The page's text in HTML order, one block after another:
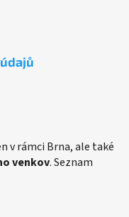
v rámci Brna, ale také
venkov. Seznam